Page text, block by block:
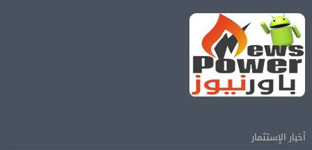
أخبار الإستثمار